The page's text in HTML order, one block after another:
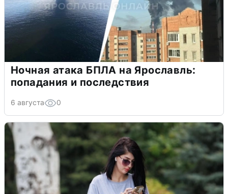
Ночная атака БПЛА на Ярославль:
попадания и последствия
6 августа 0